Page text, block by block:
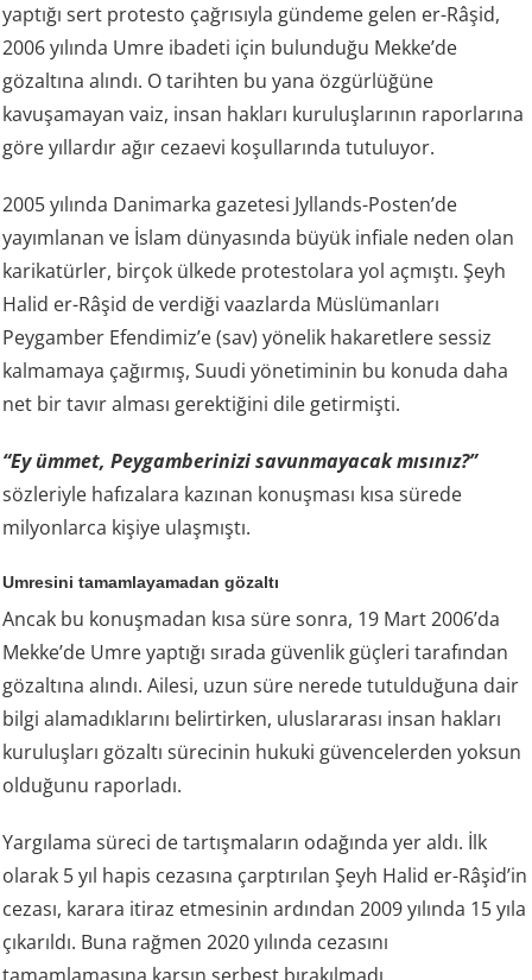
yaptığı sert protesto çağrısıyla gündeme gelen er-Râşid,
2006 yılında Umre ibadeti için bulunduğu Mekke’de
gözaltına alındı. O tarihten bu yana özgürlüğüne
kavuşamayan vaiz, insan hakları kuruluşlarının raporlarına
göre yıllardır ağır cezaevi koşullarında tutuluyor.
2005 yılında Danimarka gazetesi Jyllands-Posten’de
yayımlanan ve İslam dünyasında büyük infiale neden olan
karikatürler, birçok ülkede protestolara yol açmıştı. Şeyh
Halid er-Râşid de verdiği vaazlarda Müslümanları
Peygamber Efendimiz’e (sav) yönelik hakaretlere sessiz
kalmamaya çağırmış, Suudi yönetiminin bu konuda daha
net bir tavır alması gerektiğini dile getirmişti.
“Ey ümmet, Peygamberinizi savunmayacak mısınız?”
sözleriyle hafızalara kazınan konuşması kısa sürede
milyonlarca kişiye ulaşmıştı.
Umresini tamamlayamadan gözaltı
Ancak bu konuşmadan kısa süre sonra, 19 Mart 2006’da
Mekke’de Umre yaptığı sırada güvenlik güçleri tarafından
gözaltına alındı. Ailesi, uzun süre nerede tutulduğuna dair
bilgi alamadıklarını belirtirken, uluslararası insan hakları
kuruluşları gözaltı sürecinin hukuki güvencelerden yoksun
olduğunu raporladı.
Yargılama süreci de tartışmaların odağında yer aldı. İlk
olarak 5 yıl hapis cezasına çarptırılan Şeyh Halid er-Râşid’in
cezası, karara itiraz etmesinin ardından 2009 yılında 15 yıla
çıkarıldı. Buna rağmen 2020 yılında cezasını